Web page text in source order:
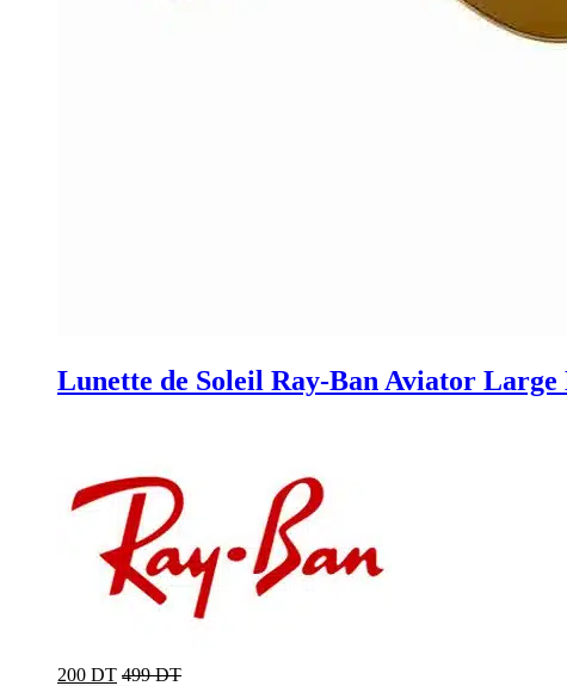
Lunette de Soleil Ray-Ban Aviator
200 DT 499 DT